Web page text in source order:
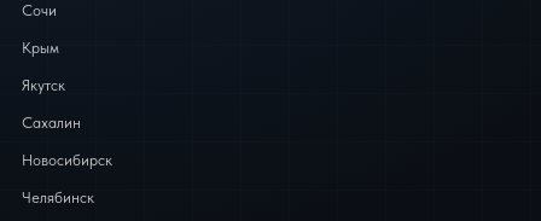
Сочи
Крым
Якутск
Сахалин
Новосибирск
Челябинск